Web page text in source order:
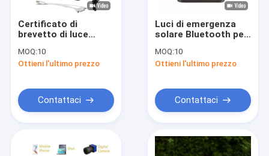
Certificato di
brevetto di luce
multifunzione per
campeggio
MOQ:10
Ottieni l'ultimo prezzo
Contattaci
Luci di emergenza
solare Bluetooth per
Capacità 10w 6v
MOQ:10
Ottieni l'ultimo prezzo
Contattaci